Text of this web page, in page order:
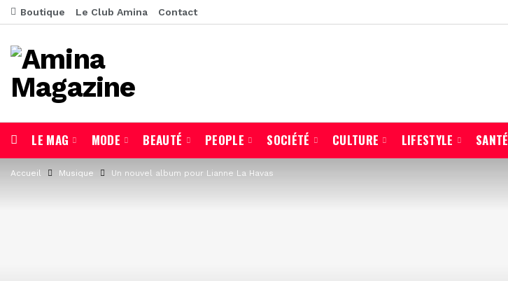
Boutique Le Club Amina Contact
LE MAG MODE BEAUTÉ PEOPLE SOCIÉTÉ CULTURE LIFESTYLE SANTÉ
Accueil Musique Un nouvel album pour Lianne La Havas